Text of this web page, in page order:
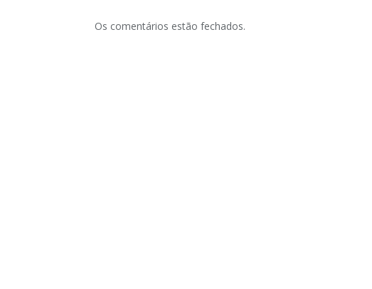
Os comentários estão fechados.